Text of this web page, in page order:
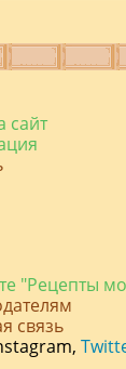
сайт
"Рецепты
связь
,